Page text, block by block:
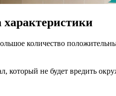
количество
который не будет вредить